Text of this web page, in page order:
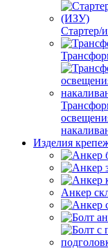
Стартер/
Изделия
Анкер